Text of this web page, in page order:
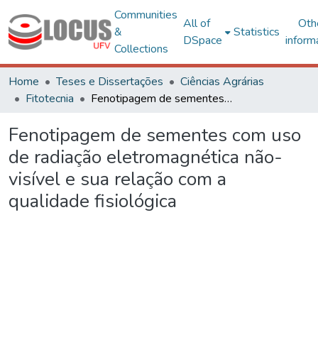
Communities
&
Collections
All of
DSpace
Statistics
Home Teses e Dissertações
Ciências Agrárias
Fitotecnia
Fenotipagem de sementes com uso de radiação eletromagnética não-visível e sua relação com a qualidade fisiológica
Fenotipagem de sementes com uso
de radiação eletromagnética não-
visível e sua relação com a
qualidade fisiológica